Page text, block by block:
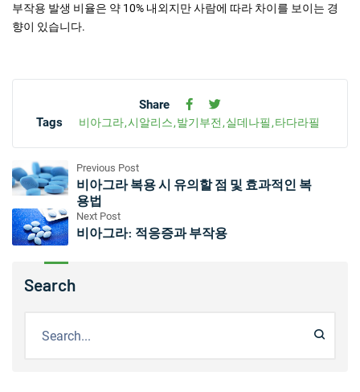
부작용 발생 비율은 약 10% 내외지만 사람에 따라 차이를 보이는 경
향이 있습니다.
Share
Tags
비아그라 시알리스 발기부전 실데나필 타다라필
Previous Post
비아그라 복용 시 유의할 점 및 효과적인 복
용법
Next Post
비아그라: 적응증과 부작용
Search